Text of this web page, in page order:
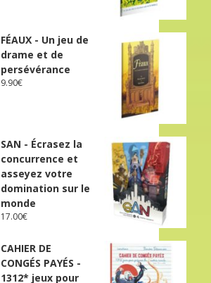
FÉAUX - Un jeu de
drame et de
persévérance
9.90€
SAN - Écrasez la
concurrence et
asseyez votre
domination sur le
monde
17.00€
CAHIER DE
CONGÉS PAYÉS -
1312* jeux pour